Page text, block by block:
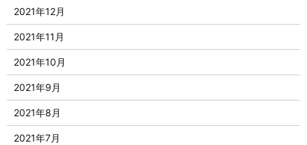
2021年12月
2021年11月
2021年10月
2021年9月
2021年8月
2021年7月